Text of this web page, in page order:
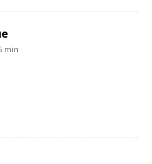
min